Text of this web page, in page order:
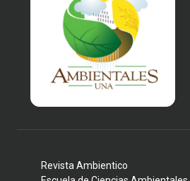
Revista Ambientico